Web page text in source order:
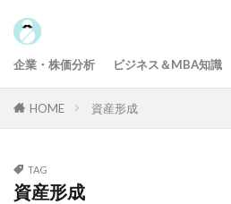
企業・株価分析 ビジネス＆MBA知識
HOME 資産形成
TAG
資産形成
タグ
100円投資 投資のための
株主優待